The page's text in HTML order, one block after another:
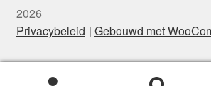
2026
Privacybeleid
Gebouwd met